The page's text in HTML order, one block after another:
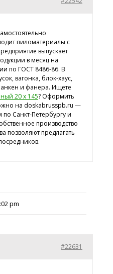
пиломатериалы с
выпускает
в месяц на
по ГОСТ 8486-86. В
вагонка, блок-хаус,
и фанера. Ищете
20 х 145? Оформить
на doskabrusspb.ru —
по Санкт-Петербургу и
производство
позволяют предлагать
pm
#22631